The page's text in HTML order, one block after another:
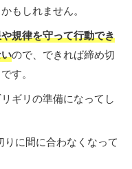
もしれません。
規律を守って行動でき
ので、できれば締め切
す。
ギリの準備になってし
に間に合わなくなって